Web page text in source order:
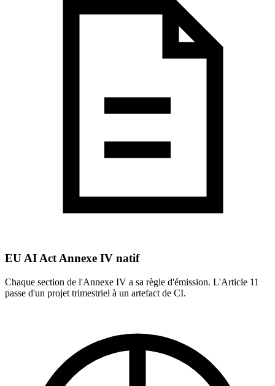
EU AI Act Annexe IV natif
Chaque section de l'Annexe IV a sa règle d'émission. L'Article 11
passe d'un projet trimestriel à un artefact de CI.